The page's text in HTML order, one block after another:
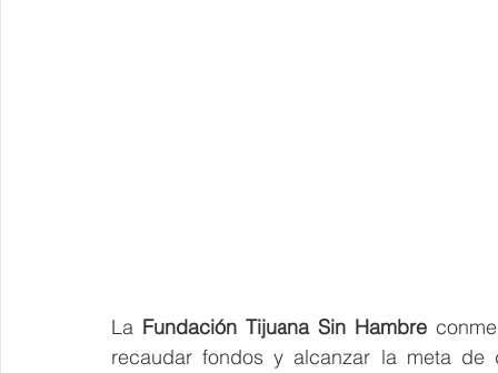
La Fundación Tijuana Sin Hambre
recaudar fondos y alcanzar la meta